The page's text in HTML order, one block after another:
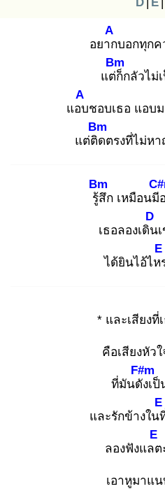
อยาก
A
บอกทุกค
แต่ก็
Bm
กลัวไม่
แอบ
A
ชอบเธอ แอบม
แต่ติด
Bm
ตรงที่ไม่ห
รู้สึ
Bm
ก เหมือนมีอ
เธอลองเดิน
D
ได้ยินไอ้ไห
E
* และเสียงที่
คือเสียงหัว
ที่มันดัง
F#m
เป็
และรักข้างใน
E
ลองฟังแลต
E
เอาหูมาแ